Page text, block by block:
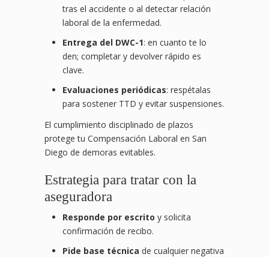
tras el accidente o al detectar relación
laboral de la enfermedad.
Entrega del DWC-1: en cuanto te lo
den; completar y devolver rápido es
clave.
Evaluaciones periódicas: respétalas
para sostener TTD y evitar suspensiones.
El cumplimiento disciplinado de plazos
protege tu Compensación Laboral en San
Diego de demoras evitables.
Estrategia para tratar con la
aseguradora
Responde por escrito y solicita
confirmación de recibo.
Pide base técnica de cualquier negativa